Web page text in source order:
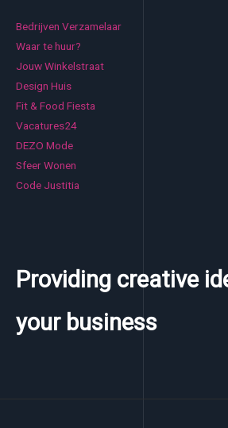
Bedrijven Verzamelaar
Waar te huur?
Jouw Winkelstraat
Design Huis
Fit & Food Fiesta
Vacatures24
DEZO Mode
Sfeer Wonen
Code Justitia
Providing creative
your business